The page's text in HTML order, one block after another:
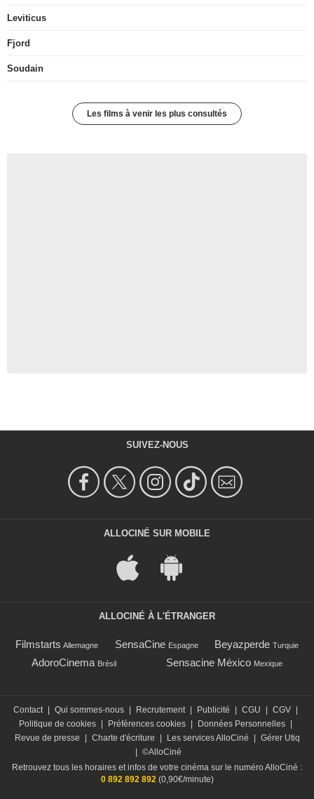
Leviticus
Fjord
Soudain
Les films à venir les plus consultés
SUIVEZ-NOUS
ALLOCINÉ SUR MOBILE
ALLOCINÉ À L'ÉTRANGER
Filmstarts Allemagne SensaCine Espagne Beyazperde Turquie
AdoroCinema Brésil Sensacine México Mexique
Contact Qui sommes-nous Recrutement Publicité CGU CGV
Politique de cookies
Préférences cookies Données Personnelles
Revue de presse
Charte d'écriture Les services AlloCiné
Gérer Utiq
©AlloCiné
Retrouvez tous les horaires et infos de votre cinéma sur le numéro AlloCiné :
0 892 892 892(0,90€/minute)